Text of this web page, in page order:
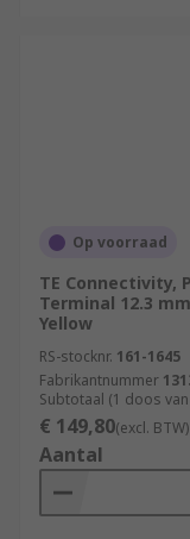
Op voorraad
TE Connectivity,
Terminal 12.3
Yellow
RS-stocknr. 161-1645
Fabrikantnummer
Subtotaal (1 doos
€ 149,80(excl. BTW)
Aantal